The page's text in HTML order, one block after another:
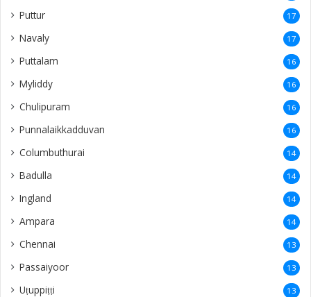
Puttur 17
Navaly 17
Puttalam 16
Myliddy 16
Chulipuram 16
Punnalaikkadduvan 16
Columbuthurai 14
Badulla 14
Ingland 14
Ampara 14
Chennai 13
Passaiyoor 13
Uṭuppiṭṭi 13